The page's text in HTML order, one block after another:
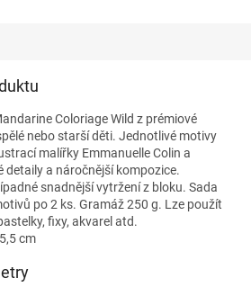
Coloriage Wild z prémiové
nebo starší děti. Jednotlivé motivy
malířky Emmanuelle Colin a
a náročnější kompozice.
snadnější vytržení z bloku. Sada
po 2 ks. Gramáž 250 g. Lze použít
fixy, akvarel atd.
cm